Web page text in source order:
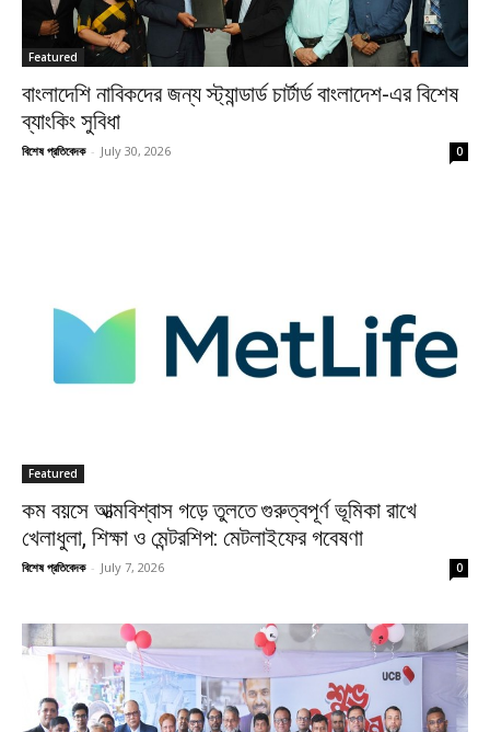
Featured
বাংলাদেশি নাবিকদের জন্য স্ট্যান্ডার্ড চার্টার্ড বাংলাদেশ-এর বিশেষ
ব্যাংকিং সুবিধা
বিশেষ প্রতিবেদক - July 30, 2026 0
Featured
কম বয়সে আত্মবিশ্বাস গড়ে তুলতে গুরুত্বপূর্ণ ভূমিকা রাখে
খেলাধুলা, শিক্ষা ও মেন্টরশিপ: মেটলাইফের গবেষণা
বিশেষ প্রতিবেদক - July 7, 2026 0